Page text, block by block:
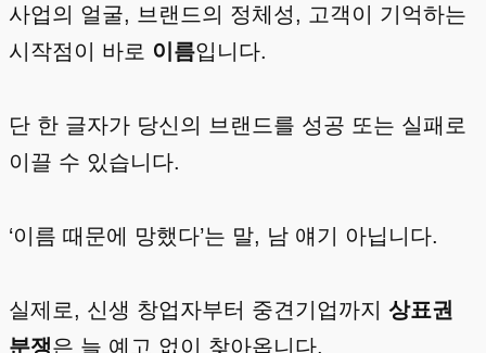
사업의 얼굴, 브랜드의 정체성, 고객이 기억하는
시작점이 바로 이름입니다.
단 한 글자가 당신의 브랜드를 성공 또는 실패로
이끌 수 있습니다.
‘이름 때문에 망했다’는 말, 남 얘기 아닙니다.
실제로, 신생 창업자부터 중견기업까지 상표권
분쟁은 늘 예고 없이 찾아옵니다.